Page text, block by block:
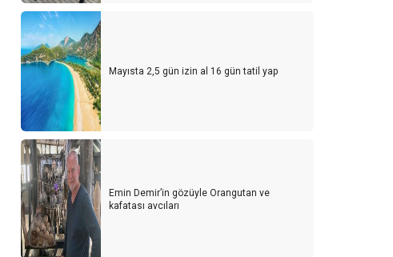
Mayısta 2,5 gün izin al 16 gün tatil yap
Emin Demir’in gözüyle Orangutan ve
kafatası avcıları